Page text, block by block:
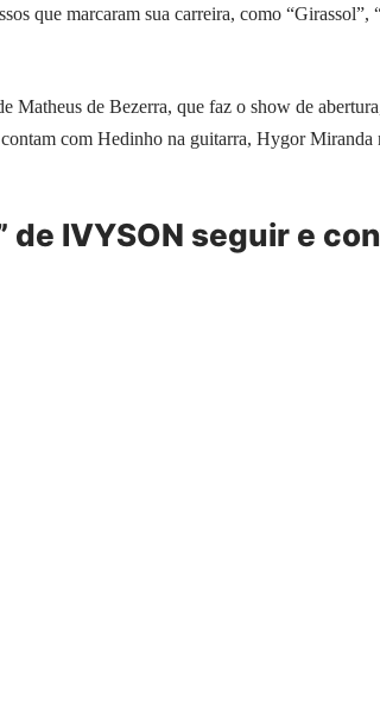
que marcaram sua carreira, como “Girassol”,
Matheus de Bezerra, que faz o show de
com Hedinho na guitarra, Hygor Miranda
de IVYSON seguir e